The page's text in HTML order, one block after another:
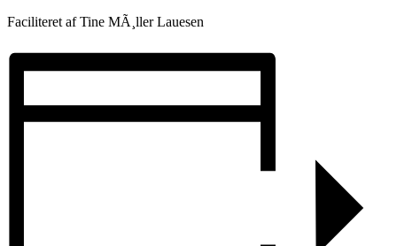
Faciliteret af Tine MÃ¸ller Lauesen